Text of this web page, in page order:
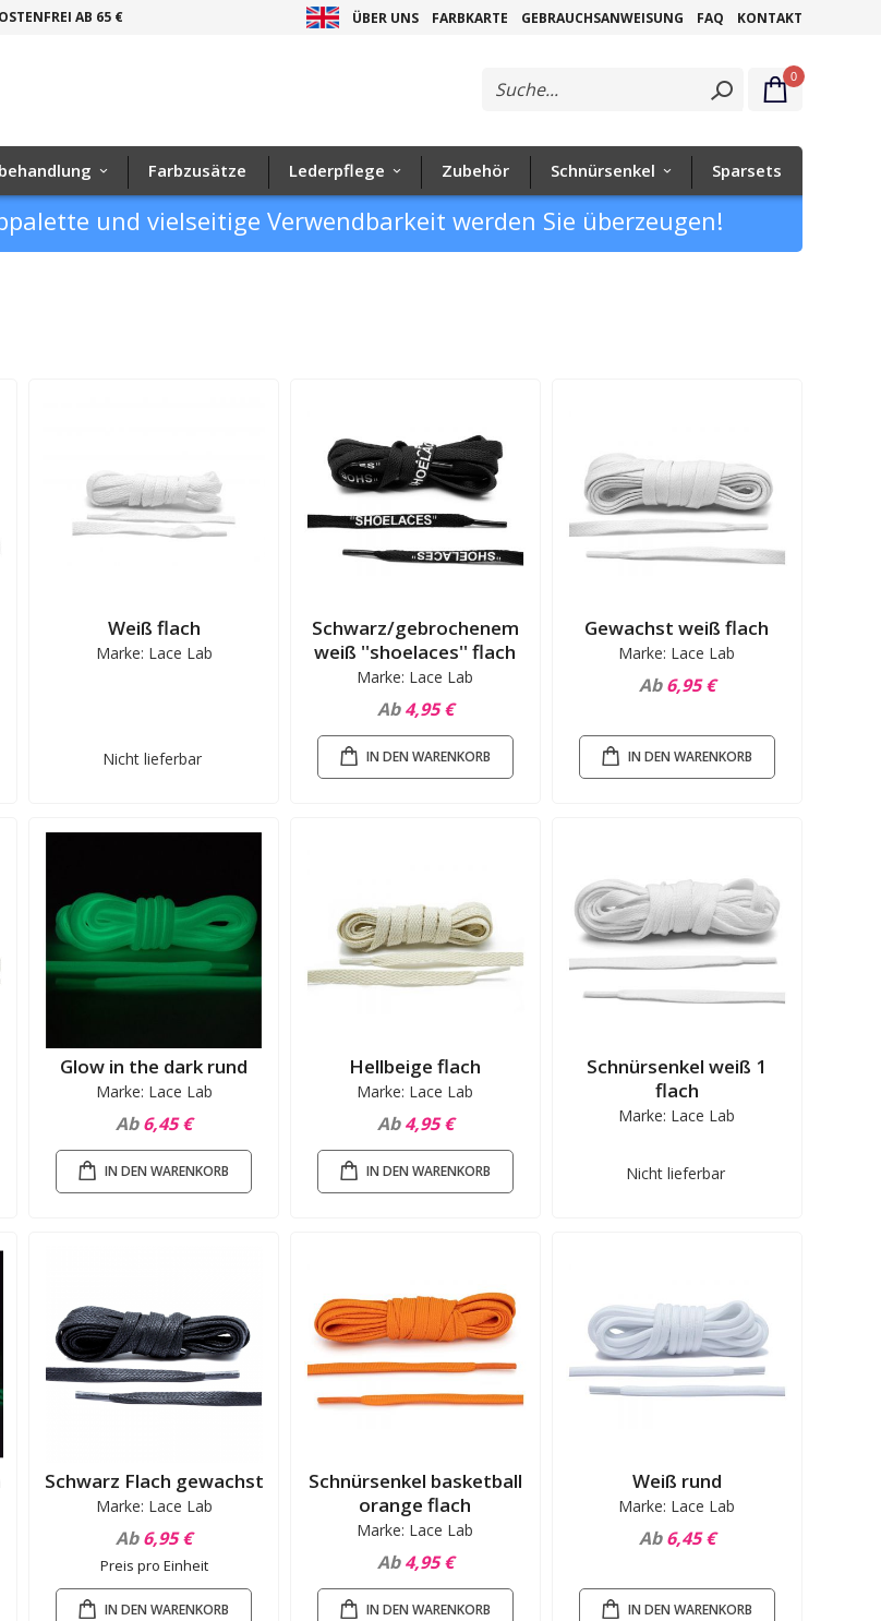
AB 65 € KONTAKT
FAQ
GEBRAUCHSANWEISUNG
FARBKARTE
ÜBER UNS
springen
0
Farbzusätze Lederpflege Zubehör Schnürsenkel Sparsets
und vielseitige Verwendbarkeit werden Sie überzeugen!
Weiß flach
Marke: Lace Lab
Nicht lieferbar
Schwarz/gebrochenem
weiß ''shoelaces'' flach
Marke: Lace Lab
Ab 4,95 €
IN DEN WARENKORB
Gewachst weiß flach
Marke: Lace Lab
Ab 6,95 €
IN DEN WARENKORB
Glow in the dark rund
Marke: Lace Lab
Ab 6,45 €
IN DEN WARENKORB
Hellbeige flach
Marke: Lace Lab
Ab 4,95 €
IN DEN WARENKORB
Schnürsenkel weiß 1
flach
Marke: Lace Lab
Nicht lieferbar
Schwarz Flach gewachst
Marke: Lace Lab
Ab 6,95 €
Preis pro Einheit
IN DEN WARENKORB
Schnürsenkel basketball
orange flach
Marke: Lace Lab
Ab 4,95 €
IN DEN WARENKORB
Weiß rund
Marke: Lace Lab
Ab 6,45 €
IN DEN WARENKORB